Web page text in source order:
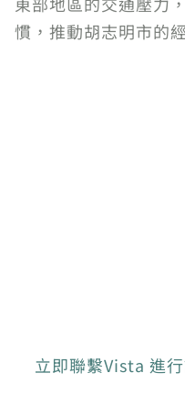
慣，推動胡志明市的
立即聯繫Vista 進